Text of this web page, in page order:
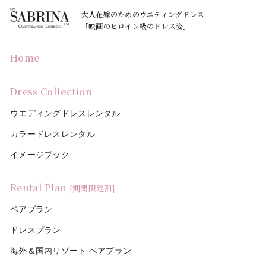
大人花嫁のためのウエディングドレス
「映画のヒロイン級のドレス姿」
Home
Dress Collection
ウエディングドレスレンタル
カラードレスレンタル
イメージブック
Rental Plan [期間限定割]
ペアプラン
ドレスプラン
海外＆国内リゾート ペアプラン